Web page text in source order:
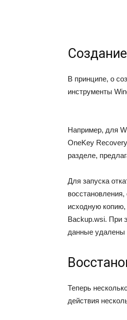
В принципе, о
инструменты
Например, для
OneKey
разделе,
Для запуска
исходную
Backup.wsi. При
данные удалены
Теперь
действия